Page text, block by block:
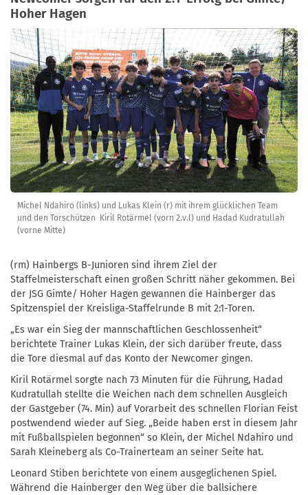
Hoher Hagen
Michel Ndahiro (links) und Lukas Klein (r) mit ihrem glücklichen Team
und den Torschützen Kiril Rotärmel (vorn 2.v.l) und Hadad Kudratullah
(vorne Mitte)
(rm) Hainbergs B-Junioren sind ihrem Ziel der
Staffelmeisterschaft einen großen Schritt näher gekommen. Bei
der JSG Gimte/ Hoher Hagen gewannen die Hainberger das
Spitzenspiel der Kreisliga-Staffelrunde B mit 2:1-Toren.
„Es war ein Sieg der mannschaftlichen Geschlossenheit“
berichtete Trainer Lukas Klein, der sich darüber freute, dass
die Tore diesmal auf das Konto der Newcomer gingen.
Kiril Rotärmel sorgte nach 73 Minuten für die Führung, Hadad
Kudratullah stellte die Weichen nach dem schnellen Ausgleich
der Gastgeber (74. Min) auf Vorarbeit des schnellen Florian Feist
postwendend wieder auf Sieg. „Beide haben erst in diesem Jahr
mit Fußballspielen begonnen“ so Klein, der Michel Ndahiro und
Sarah Kleineberg als Co-Trainerteam an seiner Seite hat.
Leonard Stiben berichtete von einem ausgeglichenen Spiel.
Während die Hainberger den Weg über die ballsichere